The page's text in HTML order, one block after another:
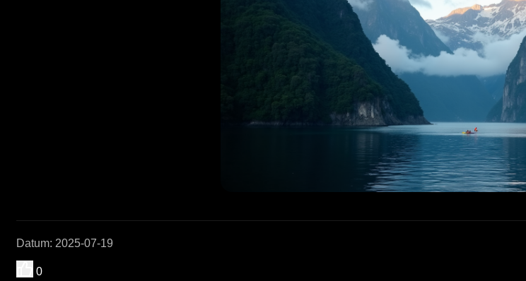
Datum: 2025-07-19
0